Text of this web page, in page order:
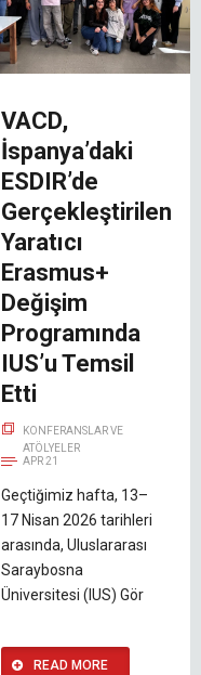
VACD,
İspanya’daki
ESDIR’de
Gerçekleştirilen
Yaratıcı
Erasmus+
Değişim
Programında
IUS’u Temsil
Etti
KONFERANSLAR VE
ATÖLYELER
APR 21
Geçtiğimiz hafta, 13–
17 Nisan 2026 tarihleri
arasında, Uluslararası
Saraybosna
Üniversitesi (IUS) Gör
READ MORE